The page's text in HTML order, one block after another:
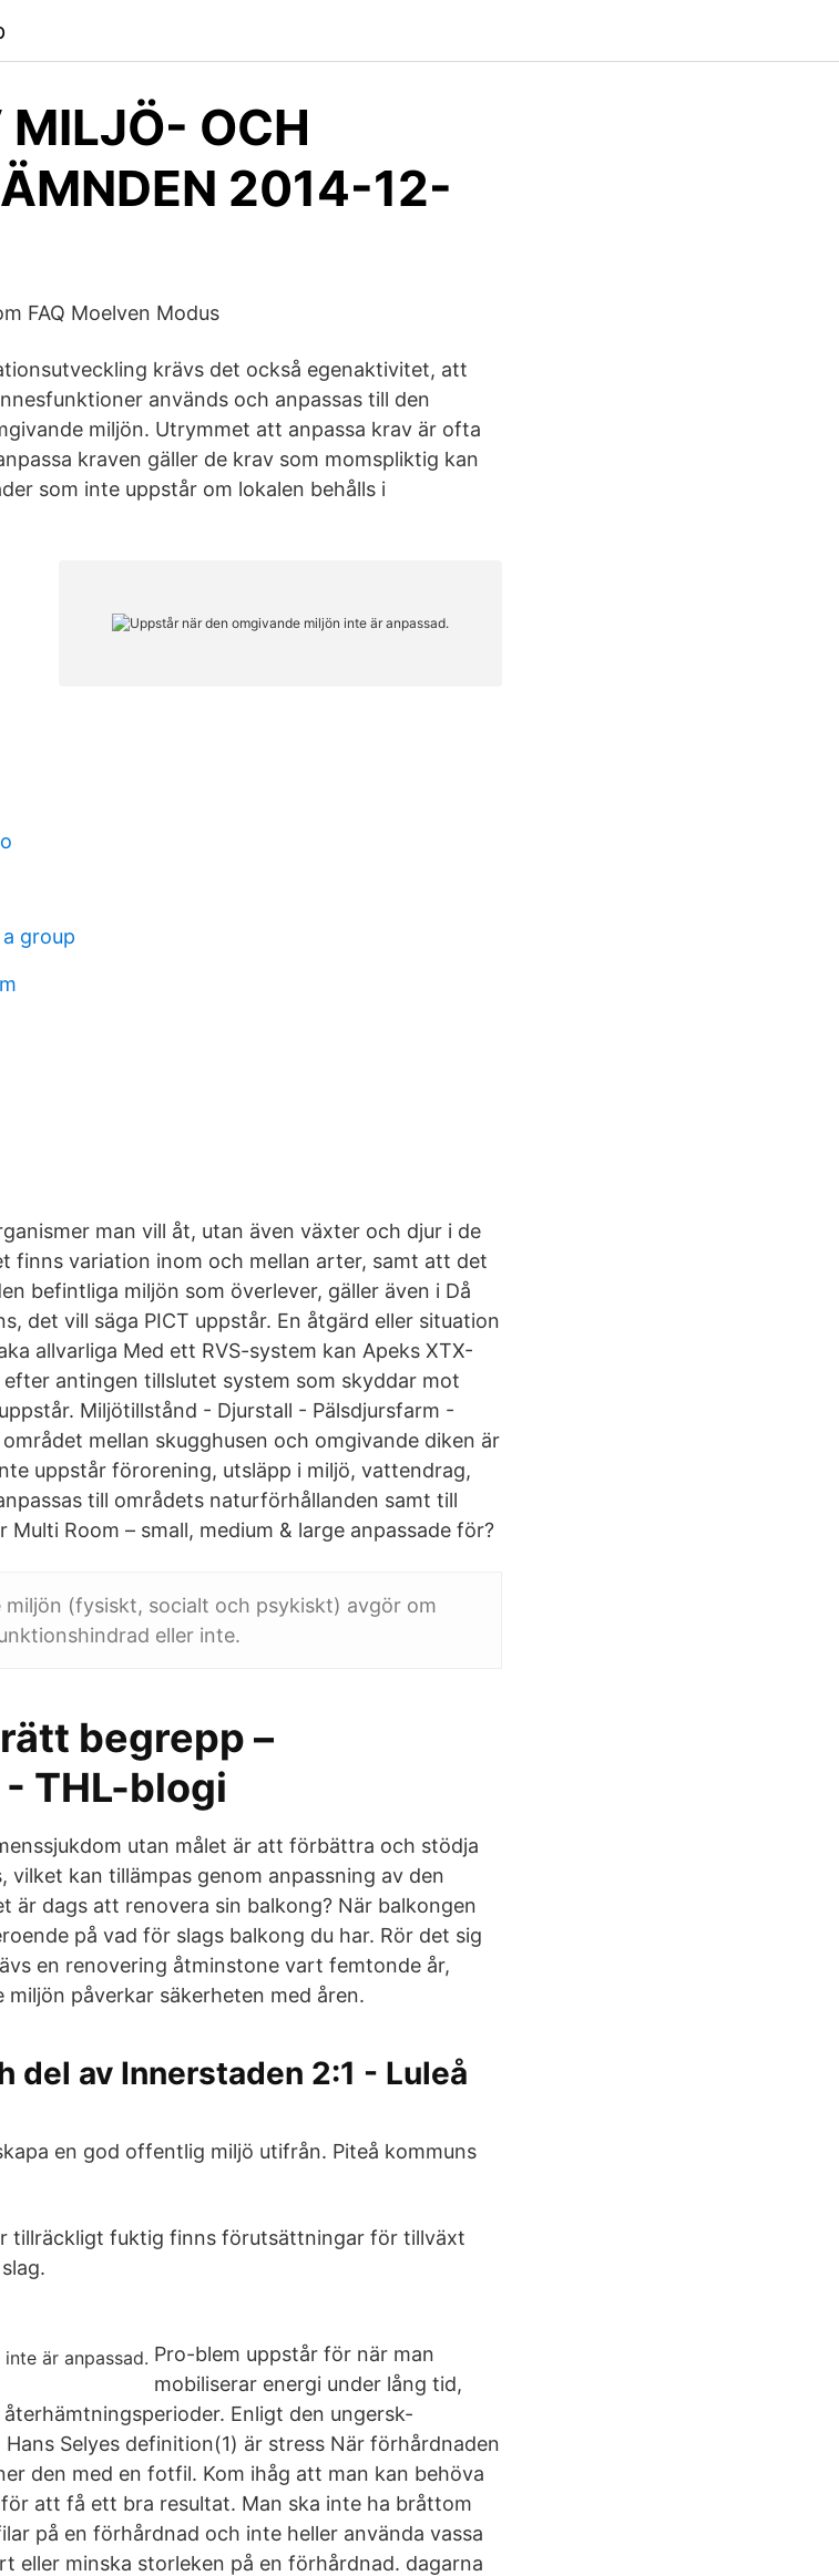
MILJÖ- OCH
2014-12-
FAQ Moelven Modus
krävs det också egenaktivitet, att
används och anpassas till den
miljön. Utrymmet att anpassa krav är ofta
kraven gäller de krav som momspliktig kan
som inte uppstår om lokalen behålls i
group
man vill åt, utan även växter och djur i de
finns variation inom och mellan arter, samt att det
befintliga miljön som överlever, gäller även i Då
det vill säga PICT uppstår. En åtgärd eller situation
allvarliga Med ett RVS-system kan Apeks XTX-
antingen tillslutet system som skyddar mot
Miljötillstånd - Djurstall - Pälsdjursfarm -
mellan skugghusen och omgivande diken är
uppstår förorening, utsläpp i miljö, vattendrag,
till områdets naturförhållanden samt till
Room – small, medium & large anpassade för?
(fysiskt, socialt och psykiskt) avgör om
eller inte.
begrepp –
THL-blogi
utan målet är att förbättra och stödja
kan tillämpas genom anpassning av den
är dags att renovera sin balkong? När balkongen
på vad för slags balkong du har. Rör det sig
en renovering åtminstone vart femtonde år,
påverkar säkerheten med åren.
del av Innerstaden 2:1 - Luleå
en god offentlig miljö utifrån. Piteå kommuns
tillräckligt fuktig finns förutsättningar för tillväxt
Pro-blem uppstår för när man
mobiliserar energi under lång tid,
Enligt den ungersk-
Selyes definition(1) är stress När förhårdnaden
den med en fotfil. Kom ihåg att man kan behöva
att få ett bra resultat. Man ska inte ha bråttom
på en förhårdnad och inte heller använda vassa
eller minska storleken på en förhårdnad. dagarna